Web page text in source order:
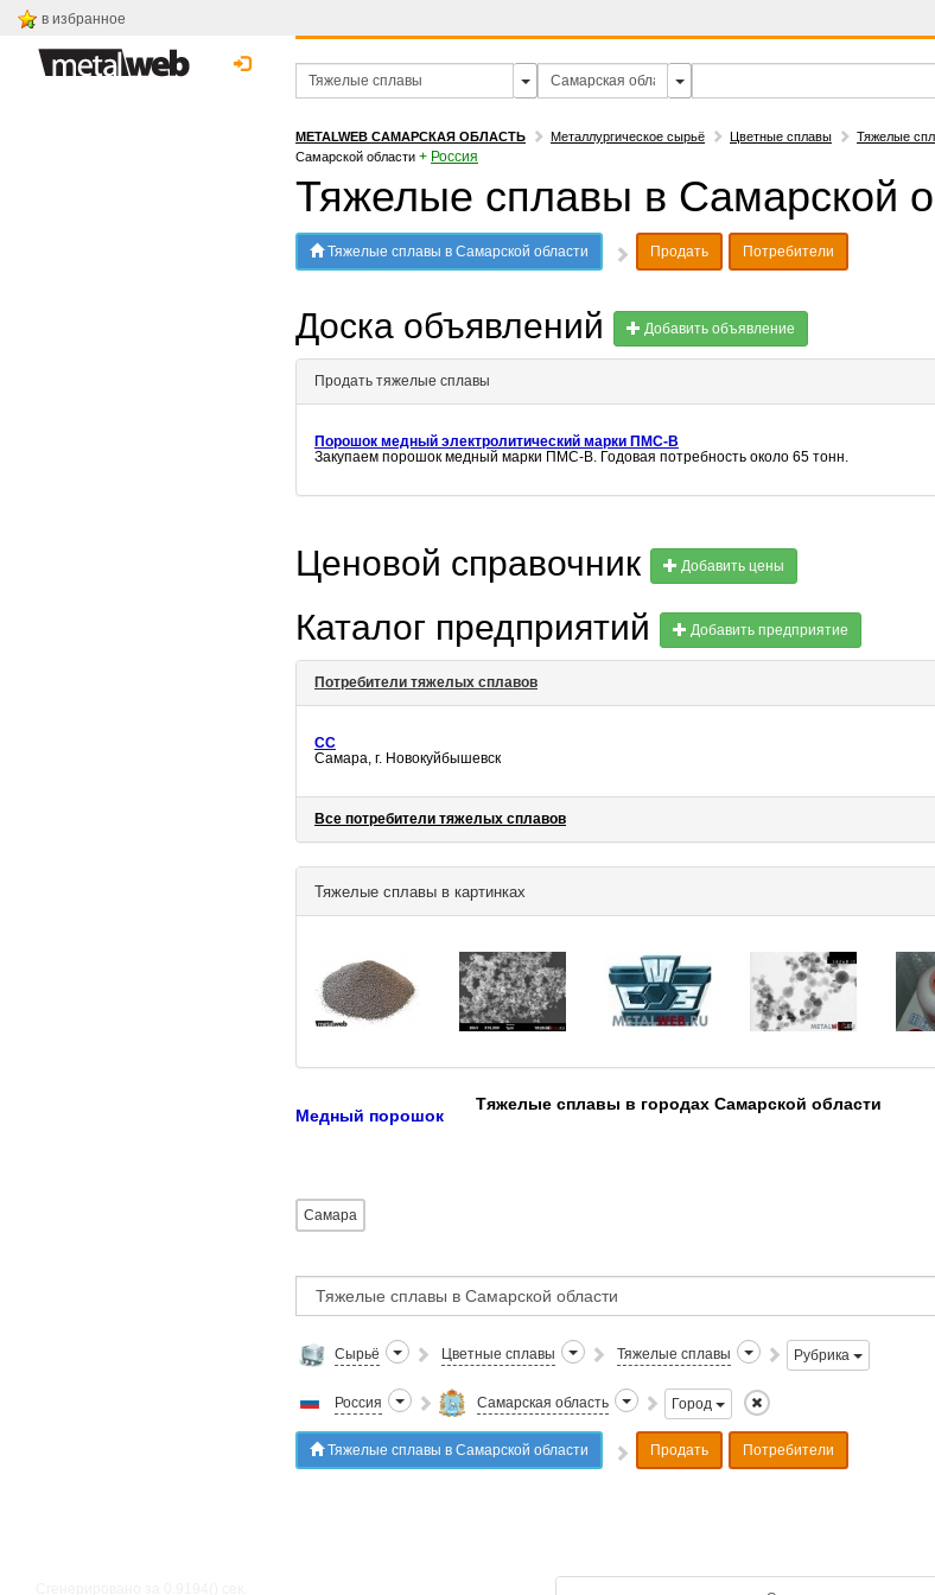
в избранное
METALWEB САМАРСКАЯ ОБЛАСТЬ Металлургическое сырьё Цветные сплавы Тяжелые
Самарской области + Россия
Тяжелые сплавы в Самарской
Тяжелые сплавы в Самарской области Продать Потребители
Доска объявлений Добавить объявление
Продать тяжелые сплавы
Порошок медный электролитический марки ПМС-В
Закупаем порошок медный марки ПМС-В. Годовая потребность около 65 тонн.
Ценовой справочник Добавить цены
Каталог предприятий Добавить предприятие
Потребители тяжелых сплавов
CC
Самара, г. Новокуйбышевск
Все потребители тяжелых сплавов
Тяжелые сплавы в картинках
Медный порошок
Тяжелые сплавы в городах Самарской области
Самара
Сырьё Цветные сплавы Тяжелые сплавы Рубрика
Россия Самарская область Город
Тяжелые сплавы в Самарской области Продать Потребители